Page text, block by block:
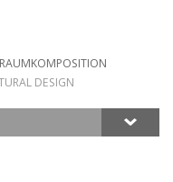
DESIGN